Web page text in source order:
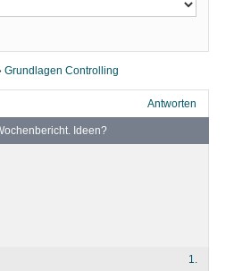
Grundlagen Controlling
Antworten
Ideen?
1.